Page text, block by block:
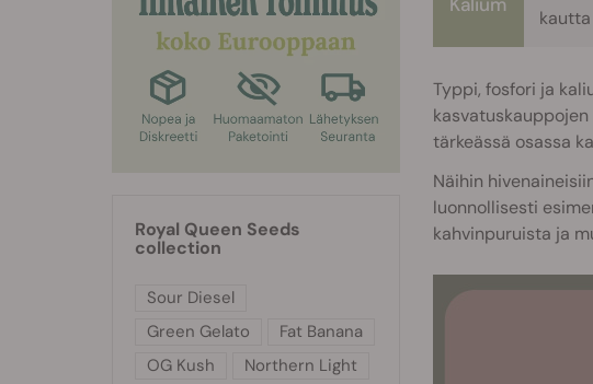
Typpi, fosfori ja
tärkeässä osassa
Näihin
luonnollisesti
kahvinpuruista ja
Royal Queen Seeds
collection
Sour Diesel
Green Gelato
Fat Banana
OG Kush
Northern Light